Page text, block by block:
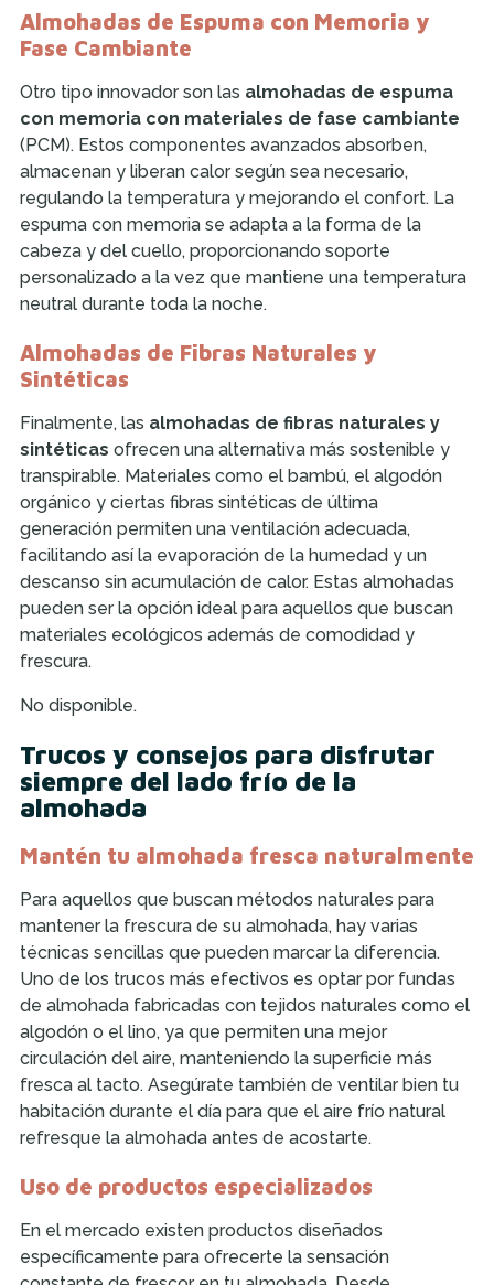
Almohadas de Espuma con Memoria y
Fase Cambiante
Otro tipo innovador son las almohadas de espuma
con memoria con materiales de fase cambiante
(PCM). Estos componentes avanzados absorben,
almacenan y liberan calor según sea necesario,
regulando la temperatura y mejorando el confort. La
espuma con memoria se adapta a la forma de la
cabeza y del cuello, proporcionando soporte
personalizado a la vez que mantiene una temperatura
neutral durante toda la noche.
Almohadas de Fibras Naturales y
Sintéticas
Finalmente, las almohadas de fibras naturales y
sintéticas ofrecen una alternativa más sostenible y
transpirable. Materiales como el bambú, el algodón
orgánico y ciertas fibras sintéticas de última
generación permiten una ventilación adecuada,
facilitando así la evaporación de la humedad y un
descanso sin acumulación de calor. Estas almohadas
pueden ser la opción ideal para aquellos que buscan
materiales ecológicos además de comodidad y
frescura.
No disponible.
Trucos y consejos para disfrutar
siempre del lado frío de la
almohada
Mantén tu almohada fresca naturalmente
Para aquellos que buscan métodos naturales para
mantener la frescura de su almohada, hay varias
técnicas sencillas que pueden marcar la diferencia.
Uno de los trucos más efectivos es optar por fundas
de almohada fabricadas con tejidos naturales como el
algodón o el lino, ya que permiten una mejor
circulación del aire, manteniendo la superficie más
fresca al tacto. Asegúrate también de ventilar bien tu
habitación durante el día para que el aire frío natural
refresque la almohada antes de acostarte.
Uso de productos especializados
En el mercado existen productos diseñados
específicamente para ofrecerte la sensación